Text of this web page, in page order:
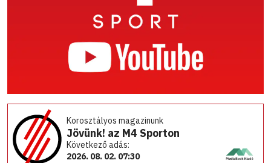
Korosztályos magazinunk
Jövünk! az M4 Sporton
Következő adás:
2026. 08. 02. 07:30